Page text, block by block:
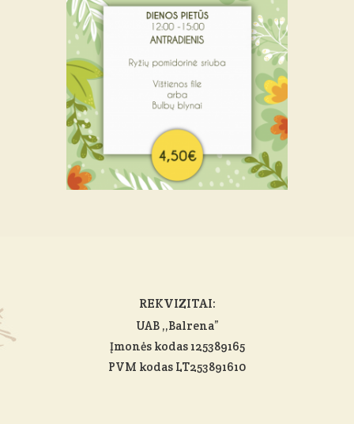
REKVIZITAI:
UAB ,,Balrena”
Įmonės kodas 125389165
PVM kodas LT253891610